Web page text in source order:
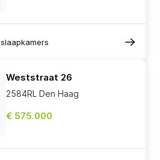
slaapkamers
Weststraat 26
2584RL Den Haag
€ 575.000